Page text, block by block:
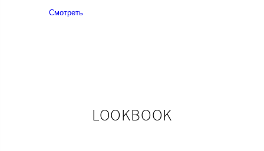
Смотреть
LOOKBOOK